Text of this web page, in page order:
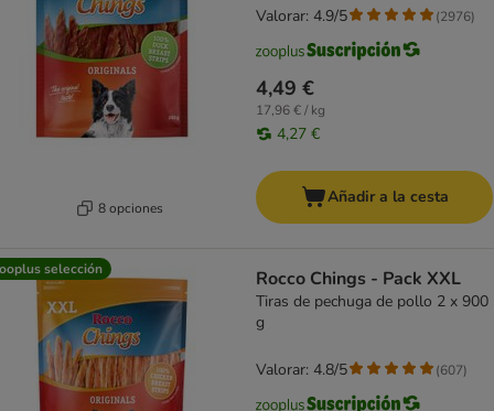
8 opciones
4,49 €
17,96 € / kg
4,27 €
Valorar: 4.9/5 (2976)
Añadir a la cesta
selección Rocco Chings - Pack XXL
Tiras de pechuga de pollo 2 x 900
g
Valorar: 4.8/5 (607)